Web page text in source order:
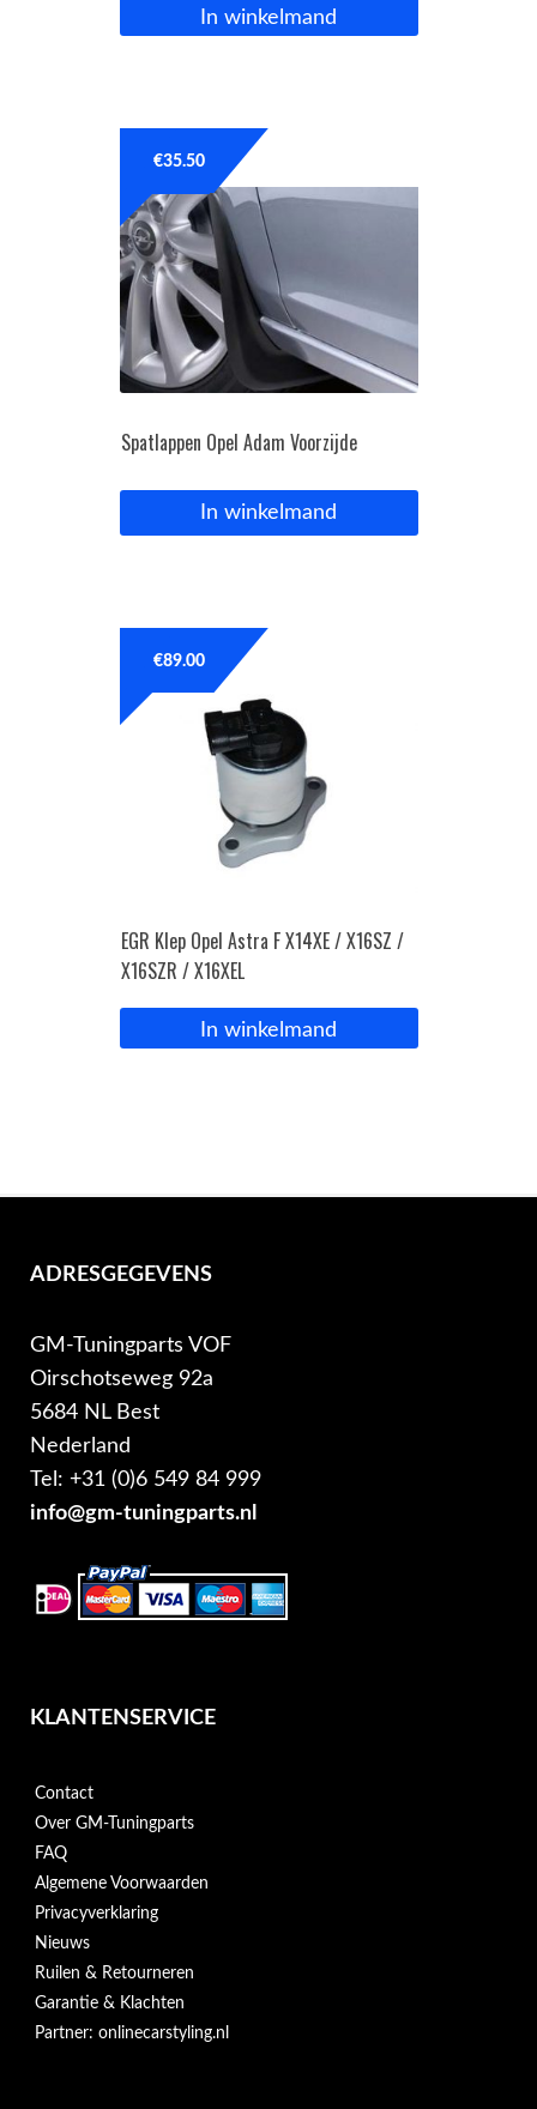
In winkelmand
Spatlappen Opel Adam Voorzijde
€35.50
In winkelmand
EGR Klep Opel Astra F X14XE / X16SZ /
X16SZR / X16XEL
€89.00
In winkelmand
ADRESGEGEVENS
GM-Tuningparts VOF
Oirschotseweg 92a
5684 NL Best
Nederland
Tel: +31 (0)6 549 84 999
info@gm-tuningparts.nl
KLANTENSERVICE
Contact
Over GM-Tuningparts
FAQ
Algemene Voorwaarden
Privacyverklaring
Nieuws
Ruilen & Retourneren
Garantie & Klachten
Partner: onlinecarstyling.nl